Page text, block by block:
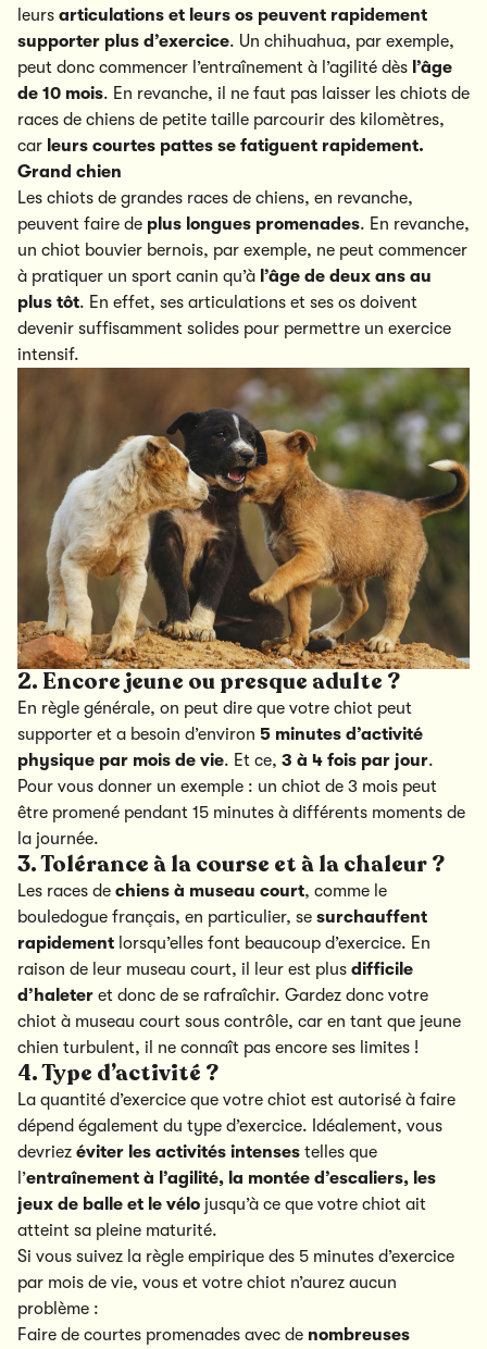
leurs articulations et leurs os peuvent rapidement
supporter plus d’exercice. Un chihuahua, par exemple,
peut donc commencer l’entraînement à l’agilité dès l’âge
de 10 mois. En revanche, il ne faut pas laisser les chiots de
races de chiens de petite taille parcourir des kilomètres,
car leurs courtes pattes se fatiguent rapidement.
Grand chien
Les chiots de grandes races de chiens, en revanche,
peuvent faire de plus longues promenades. En revanche,
un chiot bouvier bernois, par exemple, ne peut commencer
à pratiquer un sport canin qu’à l’âge de deux ans au
plus tôt. En effet, ses articulations et ses os doivent
devenir suffisamment solides pour permettre un exercice
intensif.
2. Encore jeune ou presque adulte ?
En règle générale, on peut dire que votre chiot peut
supporter et a besoin d’environ 5 minutes d’activité
physique par mois de vie. Et ce, 3 à 4 fois par jour.
Pour vous donner un exemple : un chiot de 3 mois peut
être promené pendant 15 minutes à différents moments de
la journée.
3. Tolérance à la course et à la chaleur ?
Les races de chiens à museau court, comme le
bouledogue français, en particulier, se surchauffent
rapidement lorsqu’elles font beaucoup d’exercice. En
raison de leur museau court, il leur est plus difficile
d’haleter et donc de se rafraîchir. Gardez donc votre
chiot à museau court sous contrôle, car en tant que jeune
chien turbulent, il ne connaît pas encore ses limites !
4. Type d’activité ?
La quantité d’exercice que votre chiot est autorisé à faire
dépend également du type d’exercice. Idéalement, vous
devriez éviter les activités intenses telles que
l’entraînement à l’agilité, la montée d’escaliers, les
jeux de balle et le vélo jusqu’à ce que votre chiot ait
atteint sa pleine maturité.
Si vous suivez la règle empirique des 5 minutes d’exercice
par mois de vie, vous et votre chiot n’aurez aucun
problème :
Faire de courtes promenades avec de nombreuses